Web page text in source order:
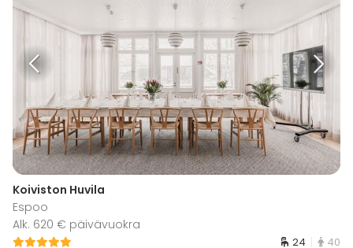
Koiviston Huvila
Espoo
Alk. 620 € päivävuokra
24 40